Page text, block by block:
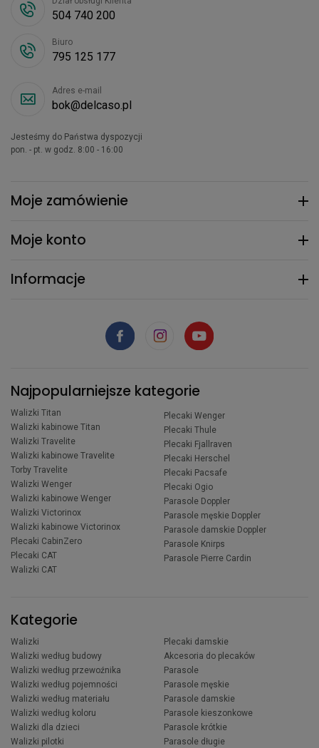
Moje zamówienie
Moje konto
Informacje
504 740 200
Biuro
795 125 177
Adres e-mail
bok@delcaso.pl
Jesteśmy do Państwa dyspozycji
pon. - pt. w godz. 8:00 - 16:00
Najpopularniejsze kategorie
Walizki Titan
Walizki kabinowe Titan
Walizki Travelite
Walizki kabinowe Travelite
Torby Travelite
Walizki Wenger
Walizki kabinowe Wenger
Walizki Victorinox
Walizki kabinowe Victorinox
Plecaki CabinZero
Plecaki CAT
Walizki CAT
Plecaki Wenger
Plecaki Thule
Plecaki Fjallraven
Plecaki Herschel
Plecaki Pacsafe
Plecaki Ogio
Parasole Doppler
Parasole męskie Doppler
Parasole damskie Doppler
Parasole Knirps
Parasole Pierre Cardin
Kategorie
Walizki
Walizki według budowy
Walizki według przewoźnika
Walizki według pojemności
Walizki według materiału
Walizki według koloru
Walizki dla dzieci
Walizki pilotki
Plecaki damskie
Akcesoria do plecaków
Parasole
Parasole męskie
Parasole damskie
Parasole kieszonkowe
Parasole krótkie
Parasole długie